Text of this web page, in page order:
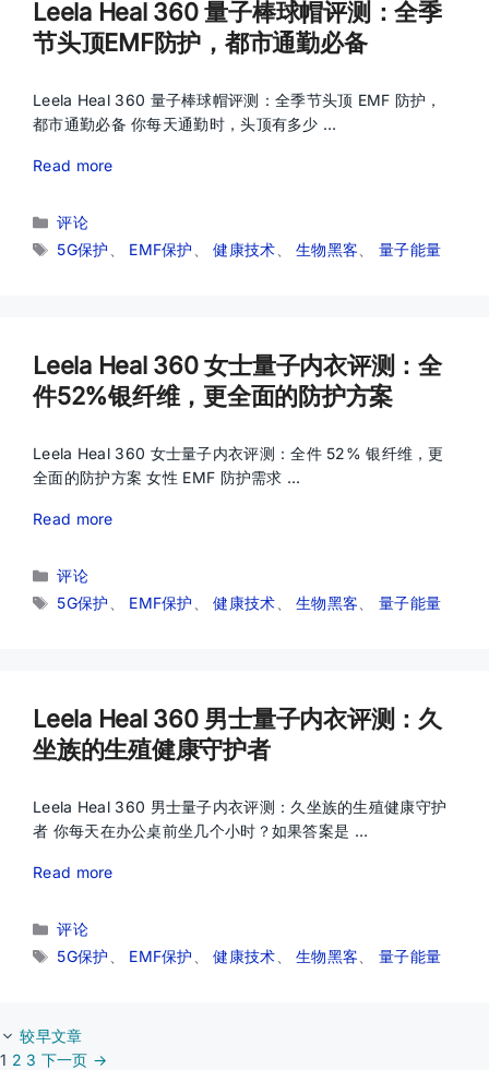
Leela Heal 360 量子棒球帽评测：全季
节头顶EMF防护，都市通勤必备
Leela Heal 360 量子棒球帽评测：全季节头顶 EMF 防护，
都市通勤必备 你每天通勤时，头顶有多少 …
Read more
分
类
评论
标
5G保护 EMF保护 、健康技术 、生物黑客 量子能量
Leela Heal 360 女士量子内衣评测：全
件52%银纤维，更全面的防护方案
Leela Heal 360 女士量子内衣评测：全件 52% 银纤维，更
全面的防护方案 女性 EMF 防护需求 …
Read more
分
类
评论
标
5G保护 EMF保护 、健康技术 、生物黑客 量子能量
Leela Heal 360 男士量子内衣评测：久
坐族的生殖健康守护者
Leela Heal 360 男士量子内衣评测：久坐族的生殖健康守护
者 你每天在办公桌前坐几个小时？如果答案是 …
Read more
分
类
评论
标
5G保护 EMF保护 、健康技术 、生物黑客 量子能量
较早文章
页
1 页
2 页
3 下一页 →